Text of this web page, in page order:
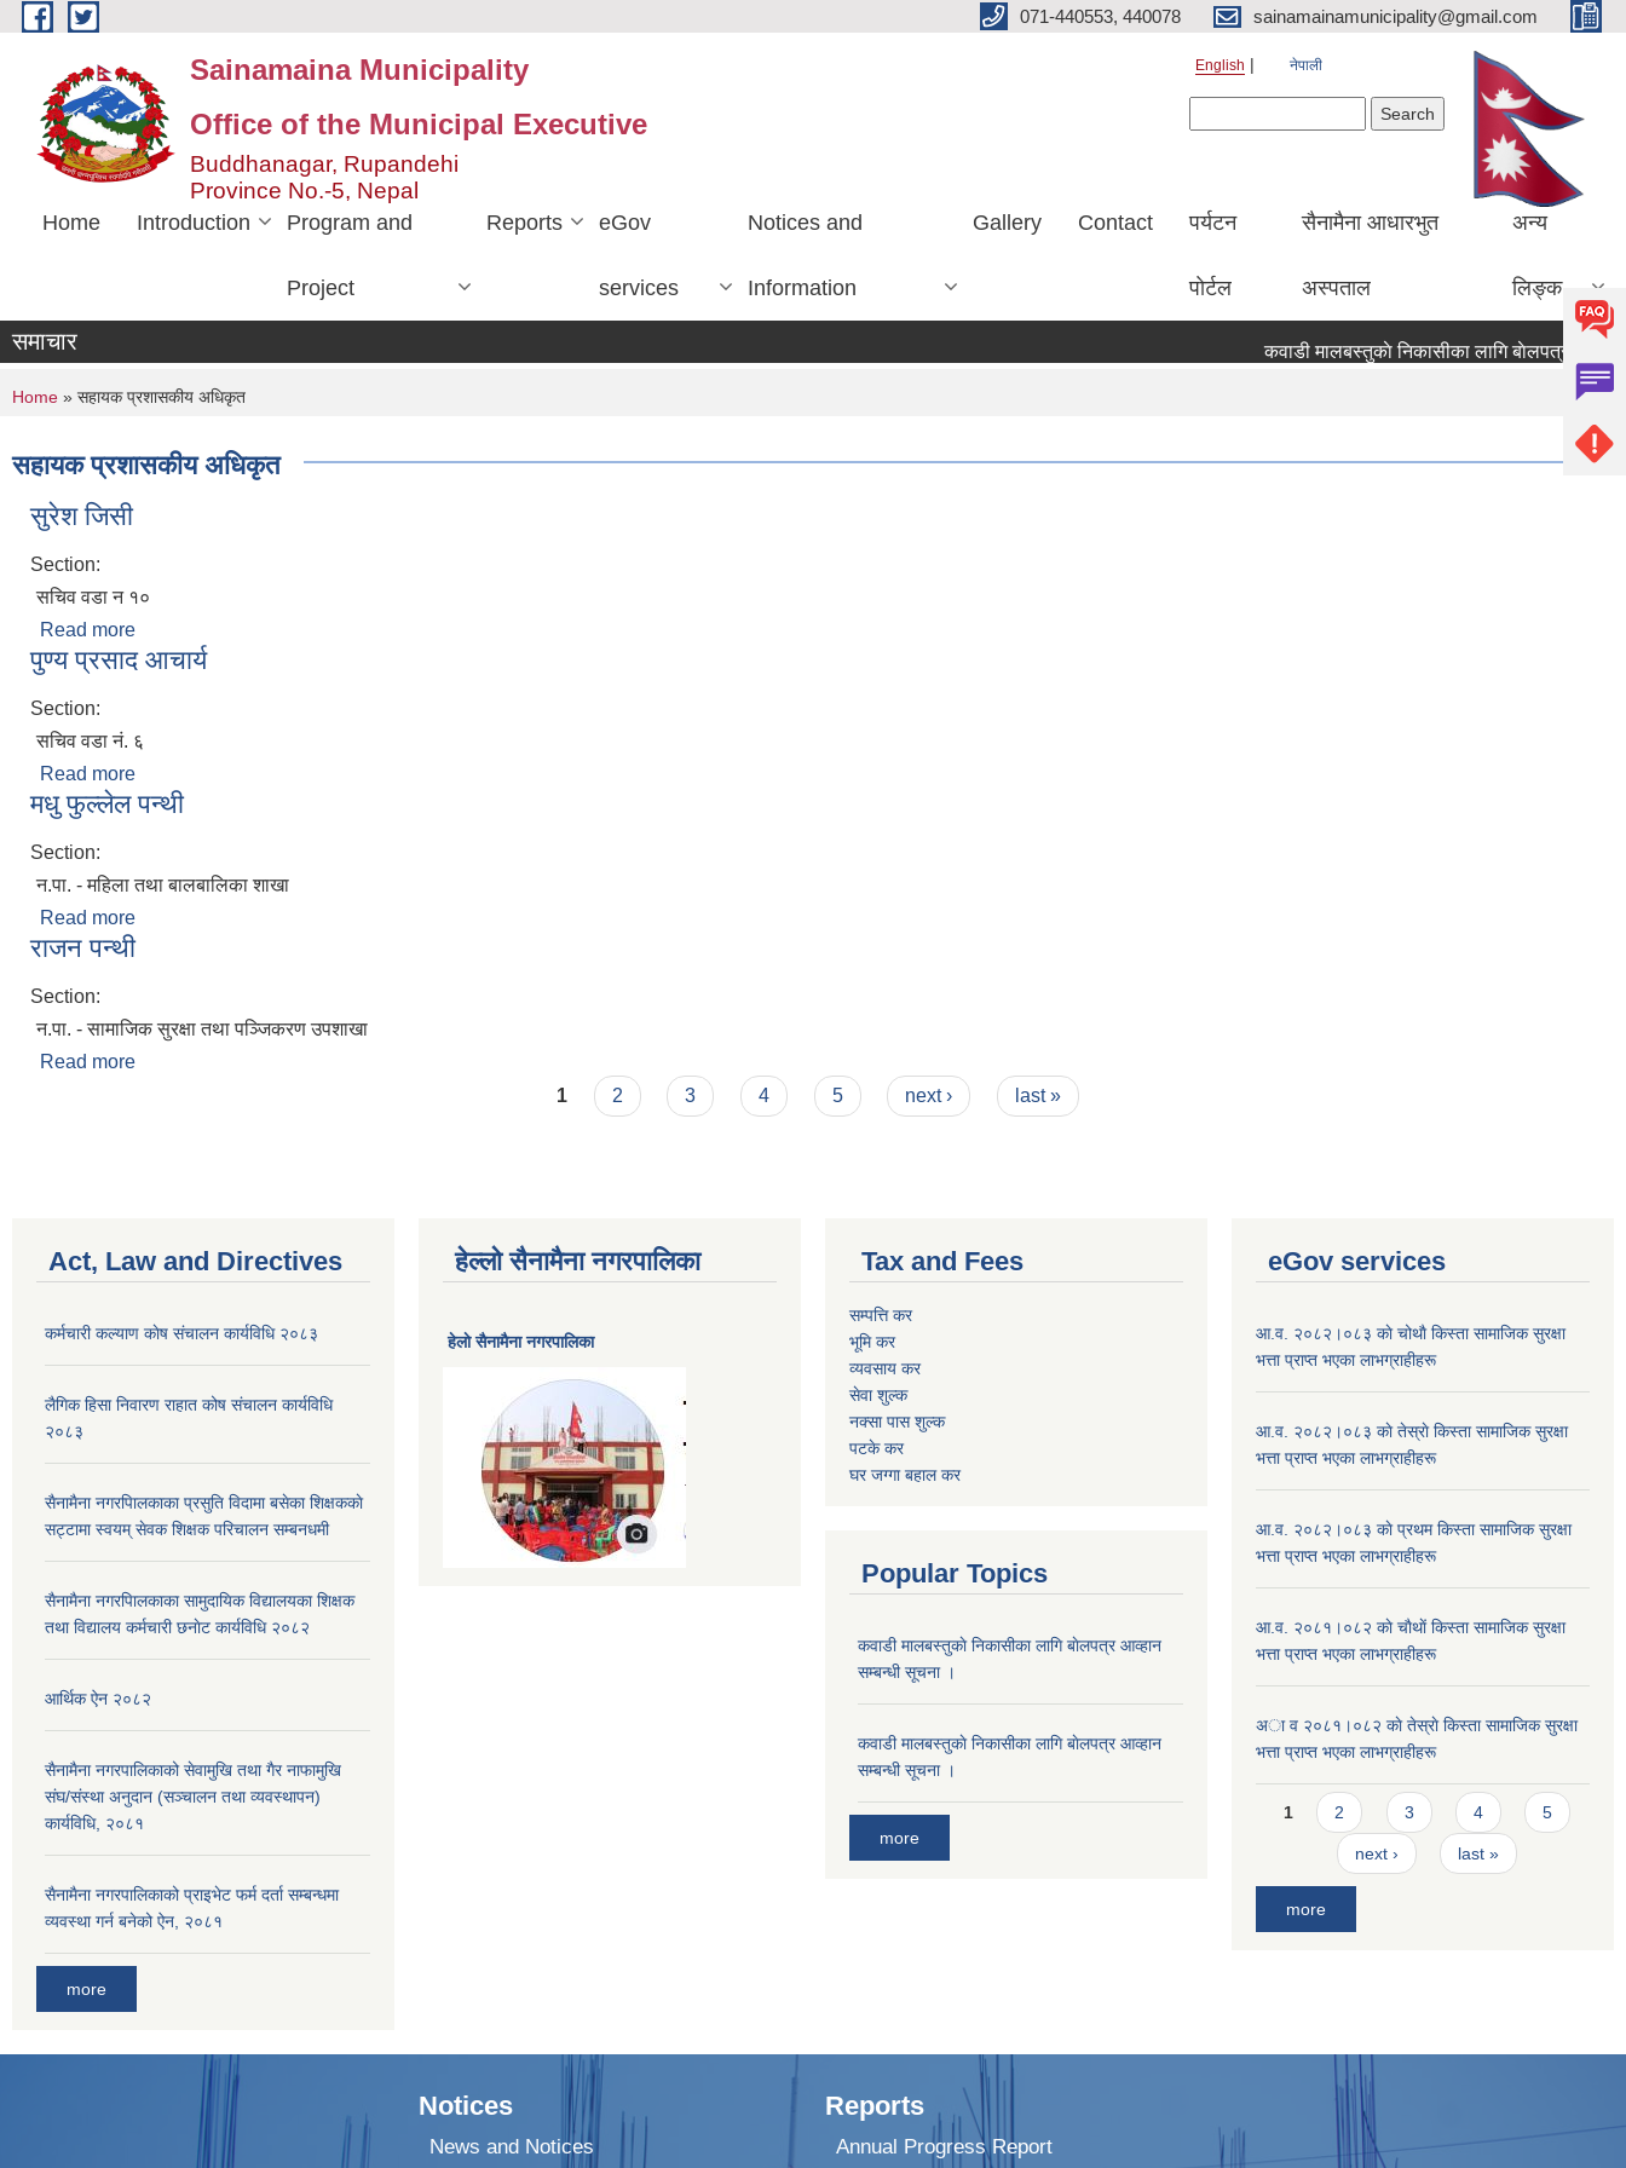
Skip to main content 071-440553, 440078 sainamainamunicipality@gmail.com
Sainamaina Municipality
Office of the Municipal Executive
Buddhanagar, Rupandehi
Province No.-5, Nepal
English नेपाली
Home Introduction Program and
Project
Reports eGov
services
Notices and
Information
Gallery Contact पर्यटन
पाेर्टल
सैनामैना आधारभुत
अस्पताल
अन्य
लिङ्क
समाचार कवाडी मालबस्तुकाे निकासीका लागि बाेलपत्र आव्हान
You are here
Home » सहायक प्रशासकीय अधिकृत
सहायक प्रशासकीय अधिकृत
सुरेश जिसी
Section:
सचिव वडा न‌ १०
Read more
पुण्य प्रसाद आचार्य
Section:
सचिव वडा नं. ६
Read more
मधु फुल्लेल पन्थी
Section:
न.पा. - महिला तथा बालबालिका शाखा
Read more
राजन पन्थी
Section:
न.पा. - सामाजिक सुरक्षा तथा पञ्जिकरण उपशाखा
Read more
1 2 3 4 5 next › last »
Act, Law and Directives
कर्मचारी कल्याण काेष संचालन कार्यविधि २०८३
लैगिक हिसा निवारण राहात कोष संचालन कार्यविधि
२०८३
सैनामैना नगरपािलकाका प्रसुति विदामा बसेका शिक्षककाे
सट्टामा स्वयम् सेवक शिक्षक परिचालन सम्बनधमी
सैनामैना नगरपािलकाका सामुदायिक विद्यालयका शिक्षक
तथा विद्यालय कर्मचारी छनाेट कार्यविधि २०८२
आर्थिक ऐन २०८२
सैनामैना नगरपालिकाको सेवामुखि तथा गैर नाफामुखि
संघ/संस्था अनुदान (सञ्चालन तथा व्यवस्थापन)
कार्यविधि, २०८१
सैनामैना नगरपालिकाको प्राइभेट फर्म दर्ता सम्बन्धमा
व्यवस्था गर्न बनेको ऐन, २०८१
more
हेल्लो सैनामैना नगरपालिका
हेलाे सैनामैना नगरपालिका
Tax and Fees
सम्पत्ति कर
भूमि कर
व्यवसाय कर
सेवा शुल्क
नक्सा पास शुल्क
पटके कर
घर जग्गा बहाल कर
Popular Topics
कवाडी मालबस्तुकाे निकासीका लागि बाेलपत्र आव्हान
सम्बन्धी सूचना ।
कवाडी मालबस्तुकाे निकासीका लागि बाेलपत्र आव्हान
सम्बन्धी सूचना ।
more
eGov services
आ.व. २०८२।०८३ काे चोथाै‌ किस्ता सामाजिक सुरक्षा
भत्ता प्राप्त भएका लाभग्राहीहरू
आ.व. २०८२।०८३ काे तेस्राे किस्ता सामाजिक सुरक्षा
भत्ता प्राप्त भएका लाभग्राहीहरू
आ.व. २०८२।०८३ काे प्रथम किस्ता सामाजिक सुरक्षा
भत्ता प्राप्त भएका लाभग्राहीहरू
आ.व. २०८१।०८२ काे चाैथाें किस्ता सामाजिक सुरक्षा
भत्ता प्राप्त भएका लाभग्राहीहरू
अा व २०८१।०८२ काे तेस्राे किस्ता सामाजिक सुरक्षा
भत्ता प्राप्त भएका लाभग्राहीहरू
Pages
1 2 3 4 5
next › last »
more
Notices
News and Notices
Reports
Annual Progress Report